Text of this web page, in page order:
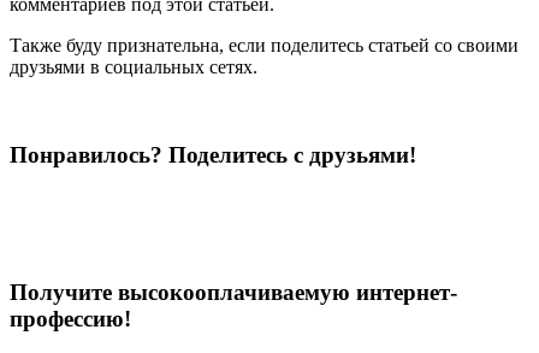
комментариев под этой статьей.
Также буду признательна, если поделитесь статьей со своими
друзьями в социальных сетях.
Понравилось? Поделитесь с друзьями!
Получите высокооплачиваемую интернет-
профессию!